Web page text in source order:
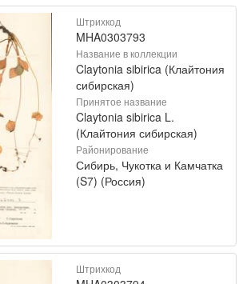
Штрихкод
MHA0303793
Название в коллекции
Claytonia sibirica (Клайтония
сибирская)
Принятое название
Claytonia sibirica L.
(Клайтония сибирская)
Районирование
Сибирь, Чукотка и Камчатка
(S7) (Россия)
Штрихкод